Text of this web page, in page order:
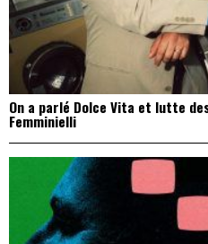
On a parlé Dolce Vita et lutte
Femminielli